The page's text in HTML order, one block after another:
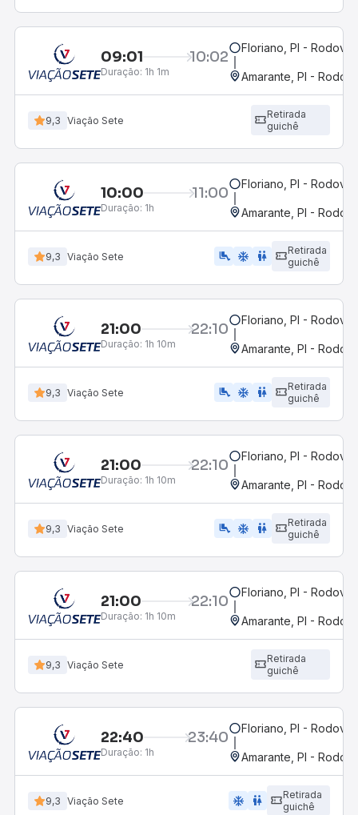
09:01 10:02
Duração: 1h 1m
Floriano, PI -
Amarante, PI -
9,3 Viação Sete
Retirada
guichê
10:00 11:00
Duração: 1h
Floriano, PI -
Amarante, PI -
9,3 Viação Sete airline_seat_legroom_extra ac_unit WC
Retirada
guichê
21:00 22:10
Duração: 1h 10m
Floriano, PI -
Amarante, PI -
9,3 Viação Sete airline_seat_legroom_extra ac_unit WC
Retirada
guichê
21:00 22:10
Duração: 1h 10m
Floriano, PI -
Amarante, PI -
9,3 Viação Sete airline_seat_legroom_extra ac_unit wc
Retirada
guichê
21:00 22:10
Duração: 1h 10m
Floriano, PI -
Amarante, PI -
9,3 Viação Sete
Retirada
guichê
22:40 23:40
Duração: 1h
Floriano, PI -
Amarante, PI -
9,3 Viação Sete ac_unit wc
Retirada
guichê